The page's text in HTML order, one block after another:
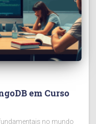
em Curso
no mundo